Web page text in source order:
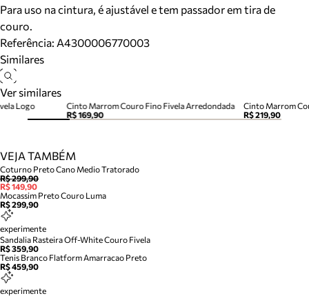
Para uso na cintura, é ajustável e tem passador em tira de
couro.
Referência: A4300006770003
Similares
Ver similares
Cinto Marrom Couro Fino Fivela Arredondada
R$ 169,90
Cinto Marrom
R$ 219,90
Logo
VEJA TAMBÉM
Coturno Preto Cano Medio Tratorado
R$ 299,90
R$ 149,90
Mocassim Preto Couro Luma
R$ 299,90
experimente
Sandalia Rasteira Off-White Couro Fivela
R$ 359,90
Tenis Branco Flatform Amarracao Preto
R$ 459,90
experimente